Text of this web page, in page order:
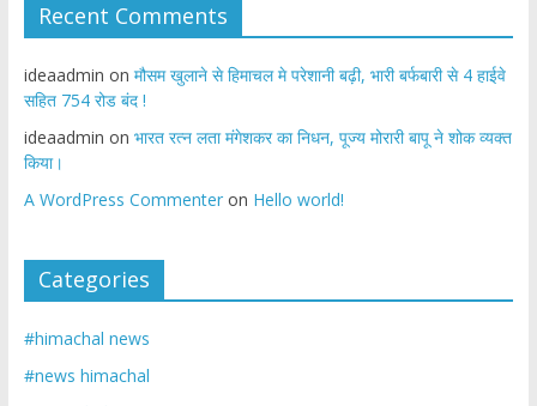
Recent Comments
ideaadmin on मौसम खुलाने से हिमाचल मे परेशानी बढ़ी, भारी बर्फबारी से 4 हाईवे
सहित 754 रोड बंद !
ideaadmin on भारत रत्न लता मंगेशकर का निधन, पूज्य मोरारी बापू ने शोक व्यक्त
किया।
A WordPress Commenteron Hello world!
Categories
#himachal news
#news himachal